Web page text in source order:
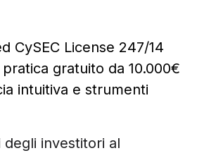
CySEC License 247/14
gratuito da 10.000€
intuitiva e strumenti
degli investitori al